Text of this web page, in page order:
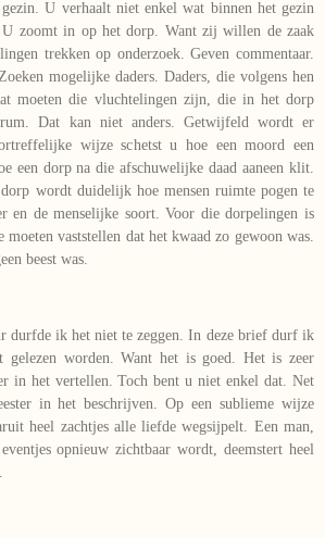
U verhaalt niet enkel wat binnen het gezin
U zoomt in op het dorp. Want zij willen de zaak
trekken op onderzoek. Geven commentaar.
mogelijke daders. Daders, die volgens hen
moeten die vluchtelingen zijn, die in het dorp
Dat kan niet anders. Getwijfeld wordt er
wijze schetst u hoe een moord een
een dorp na die afschuwelijke daad aaneen klit.
wordt duidelijk hoe mensen ruimte pogen te
en de menselijke soort. Voor die dorpelingen is
vaststellen dat het kwaad zo gewoon was.
beest was.
durfde ik het niet te zeggen. In deze brief durf ik
worden. Want het is goed. Het is zeer
in het vertellen. Toch bent u niet enkel dat. Net
in het beschrijven. Op een sublieme wijze
heel zachtjes alle liefde wegsijpelt. Een man,
opnieuw zichtbaar wordt, deemstert heel